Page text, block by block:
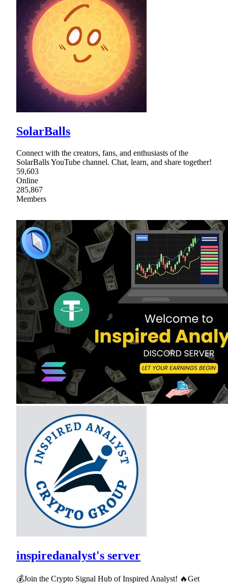
SolarBalls
Connect with the creators, fans, and enthusiasts of the
SolarBalls YouTube channel. Chat, learn, and share together!
59,603
Online
285,867
Members
inspiredanalyst's server
💰Join the Crypto Signal Hub of Inspired Analyst! 🔥Get